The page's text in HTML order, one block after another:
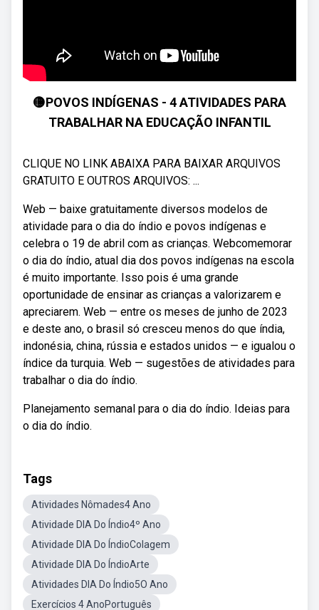
🟡POVOS INDÍGENAS - 4 ATIVIDADES PARA
TRABALHAR NA EDUCAÇÃO INFANTIL
CLIQUE NO LINK ABAIXA PARA BAIXAR ARQUIVOS
GRATUITO E OUTROS ARQUIVOS: ...
Web — baixe gratuitamente diversos modelos de
atividade para o dia do índio e povos indígenas e
celebra o 19 de abril com as crianças. Webcomemorar
o dia do índio, atual dia dos povos indígenas na escola
é muito importante. Isso pois é uma grande
oportunidade de ensinar as crianças a valorizarem e
apreciarem. Web — entre os meses de junho de 2023
e deste ano, o brasil só cresceu menos do que índia,
indonésia, china, rússia e estados unidos — e igualou o
índice da turquia. Web — sugestões de atividades para
trabalhar o dia do índio.
Planejamento semanal para o dia do índio. Ideias para
o dia do índio.
Tags
Atividades Nômades4 Ano
Atividade DIA Do Índio4º Ano
Atividade DIA Do ÍndioColagem
Atividade DIA Do ÍndioArte
Atividades DIA Do Índio5O Ano
Exercícios 4 AnoPortuguês